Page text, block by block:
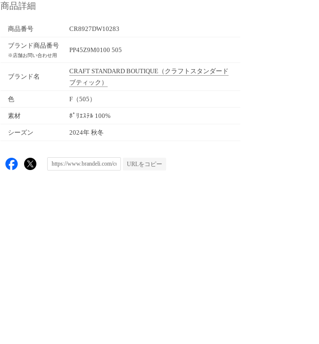
商品詳細
商品番号 CR8927DW10283
ブランド商品番号
※店舗お問い合わせ用
PP45Z9M0100 505
ブランド名
CRAFT STANDARD BOUTIQUE （クラフトスタンダード
ブティック）
色 F（505）
素材 ﾎﾟﾘｴｽﾃﾙ 100%
シーズン 2024年 秋冬
URLをコピー